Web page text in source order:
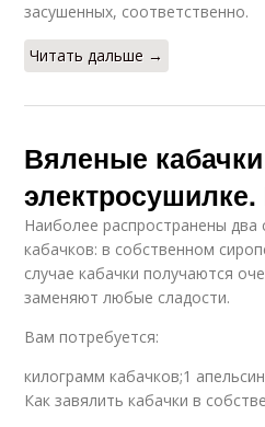
засушенных, соответственно.
Читать дальше →
Вяленые
Наиболее распространены два
кабачков: в собственном
случае кабачки получаются
заменяют любые сладости.
Вам потребуется:
килограмм кабачков;1
Как завялить кабачки в